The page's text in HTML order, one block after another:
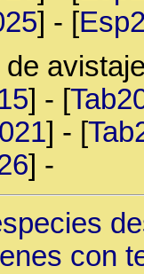
] - [
] - [
] - [
] -
con